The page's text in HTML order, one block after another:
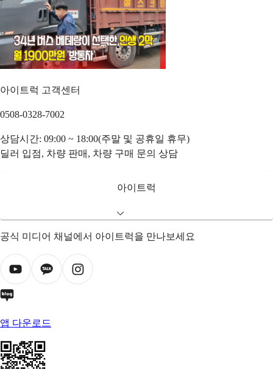
아이트럭 고객센터
0508-0328-7002
상담시간: 09:00 ~ 18:00(주말 및 공휴일 휴무)
딜러 입점, 차량 판매, 차량 구매 문의 상담
아이트럭
공식 미디어 채널에서 아이트럭을 만나보세요
앱 다운로드